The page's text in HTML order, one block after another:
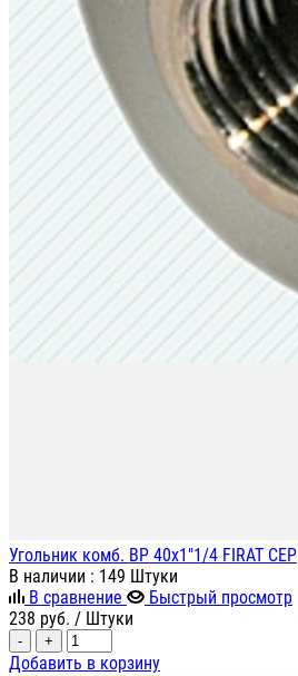
Угольник комб. ВР 40х1"1/4 FIRAT СЕР
В наличии : 149 Штуки
В сравнение
Быстрый просмотр
238 руб. / Штуки
- +
Добавить в корзину